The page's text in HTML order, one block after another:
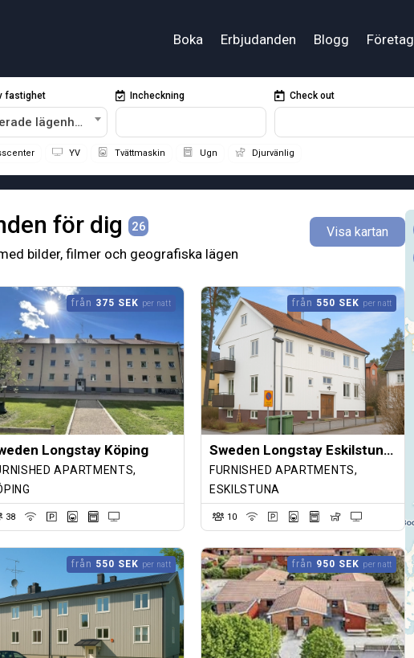
Boka Erbjudanden Blogg Företag
fastighet
Möblerade lägenheter
Incheckning Check out
YV Tvättmaskin Ugn Djurvänlig
Visa kartan
för dig 26
bilder, filmer och geografiska lägen
från 375 SEK per natt
Longstay Köping
APARTMENTS,
38
från 550 SEK per natt
Sweden Longstay Eskilstuna City
FURNISHED APARTMENTS,
ESKILSTUNA
10
från 550 SEK per natt från 950 SEK per natt